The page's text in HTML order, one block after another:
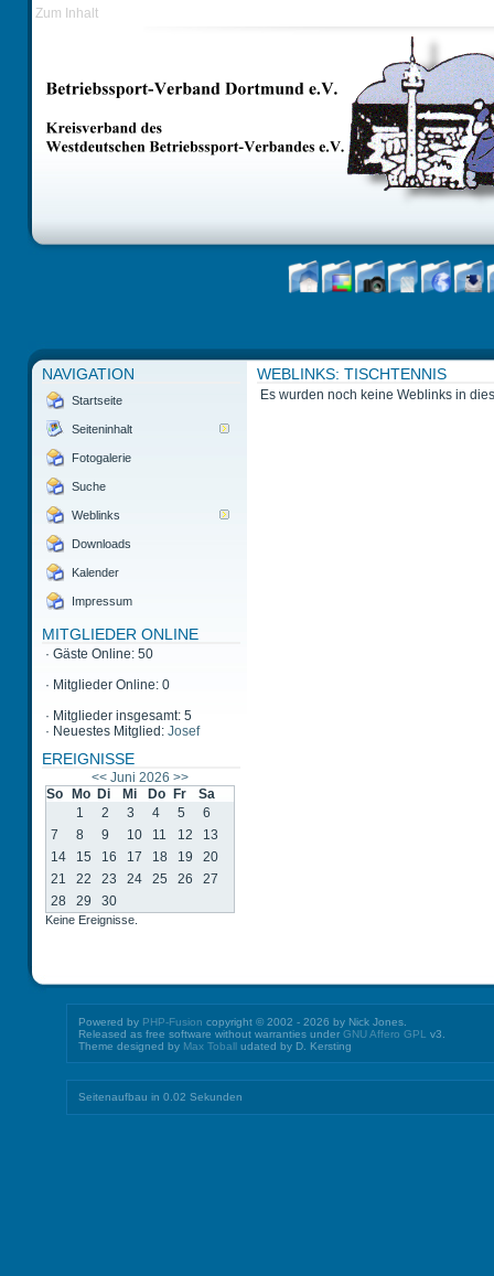
Zum Inhalt
NAVIGATION
Startseite
Seiteninhalt
Fotogalerie
Suche
Weblinks
Downloads
Kalender
Impressum
MITGLIEDER ONLINE
· Gäste Online: 50
· Mitglieder Online: 0
· Mitglieder insgesamt: 5
· Neuestes Mitglied:Josef
EREIGNISSE
<< Juni 2026 >>
So
Mo Di Mi Do Fr
Sa
1
2 3 4 5
6
7
8 9 10 11 12
13
14
15 16 17 18 19
20
21
22 23 24 25 26
27
28
29 30
Keine Ereignisse.
WEBLINKS: TISCHTENNIS
Es wurden noch keine Weblinks in
Powered by PHP-Fusion copyright © 2002 - 2026 by Nick Jones.
Released as free software without warranties underGNU Affero GPL
v3.
Theme designed by Max Toball udated by D. Kersting
Seitenaufbau in 0.02 Sekunden